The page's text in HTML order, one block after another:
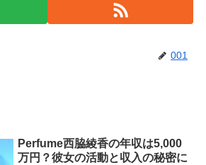
001
Perfume西脇綾香の年収は5,000
万円？彼女の活動と収入の秘密に